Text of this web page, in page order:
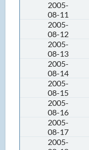
2005-
08-11
2005-
08-12
2005-
08-13
2005-
08-14
2005-
08-15
2005-
08-16
2005-
08-17
2005-